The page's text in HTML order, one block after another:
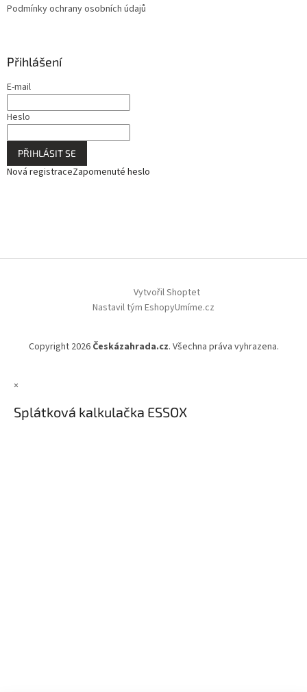
Podmínky ochrany osobních údajů
Přihlášení
E-mail
Heslo
PŘIHLÁSIT SE
Nová registraceZapomenuté heslo
Vytvořil Shoptet
Nastavil tým EshopyUmíme.cz
Copyright 2026 Českázahrada.cz. Všechna práva vyhrazena.
×
Splátková kalkulačka ESSOX